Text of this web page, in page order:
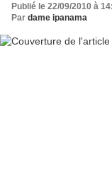
Publié le 22/09/2010 à
Par dame ipanama